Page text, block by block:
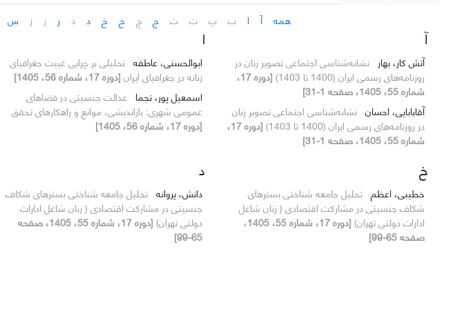
همه
آ ا ب پ ت ث ج چ ح خ د ذ ر ز ژ س
آ
آتش کار، بهار نشانه‌شناسی اجتماعی تصویر زنان در
روزنامه‌های رسمی ایران (1400 تا 1403)
[دوره 17،
شماره 55، 1405، صفحه 1-31]
آقابابایی، احسان نشانه‌شناسی اجتماعی تصویر زنان
در روزنامه‌های رسمی ایران (1400 تا 1403)
[دوره 17،
شماره 55، 1405، صفحه 1-31]
ا
ابوالحسنی، عاطفه تحلیلی بر چرایی غیبت جغرافیای
زنانه در جغرافیای ایران [دوره 17، شماره 56، 1405]
اسمعیل پور، نجما عدالت جنسیتی در فضاهای
عمومی شهری: بازاندیشی، موانع و راهکارهای تحقق
[دوره 17، شماره 56، 1405]
خ
خطیبی، اعظم تحلیل جامعه شناختی بسترهای
شکاف جنسیتی در مشارکت اقتصادی ( زنان شاغل
ادارات دولتی تهران)
[دوره 17، شماره 55، 1405،
صفحه 65-99]
د
دانش، پروانه تحلیل جامعه شناختی بسترهای شکاف
جنسیتی در مشارکت اقتصادی ( زنان شاغل ادارات
دولتی تهران)
[دوره 17، شماره 55، 1405، صفحه
65-99]